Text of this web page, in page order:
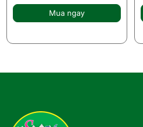
cứng cành - không nám
cành.
Mua ngay